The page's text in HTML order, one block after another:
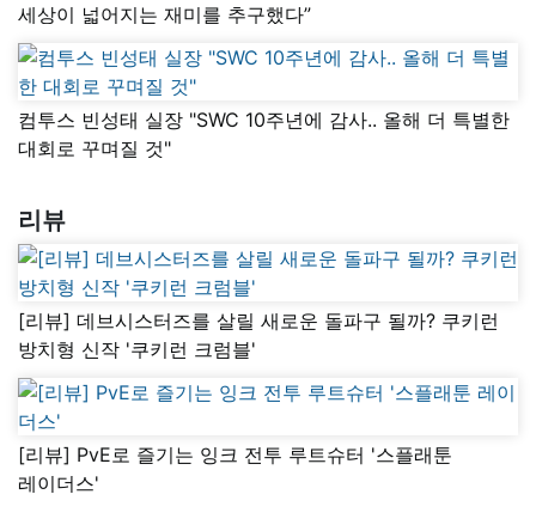
세상이 넓어지는 재미를 추구했다”
컴투스 빈성태 실장 "SWC 10주년에 감사.. 올해 더 특별한
대회로 꾸며질 것"
리뷰
[리뷰] 데브시스터즈를 살릴 새로운 돌파구 될까? 쿠키런
방치형 신작 '쿠키런 크럼블'
[리뷰] PvE로 즐기는 잉크 전투 루트슈터 '스플래툰
레이더스'